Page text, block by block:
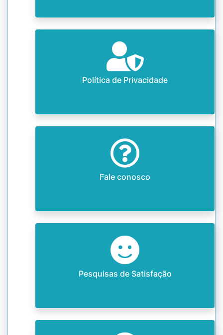
Política de Privacidade
Fale conosco
Pesquisas de Satisfação